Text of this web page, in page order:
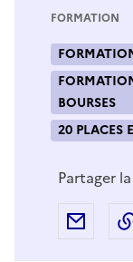
FORMATION
BOURSES
20 PLACES
Partager